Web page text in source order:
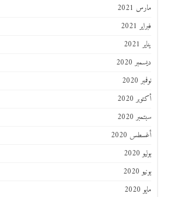
مارس 2021
فبراير 2021
يناير 2021
ديسمبر 2020
نوفمبر 2020
أكتوبر 2020
سبتمبر 2020
أغسطس 2020
يوليو 2020
يونيو 2020
مايو 2020